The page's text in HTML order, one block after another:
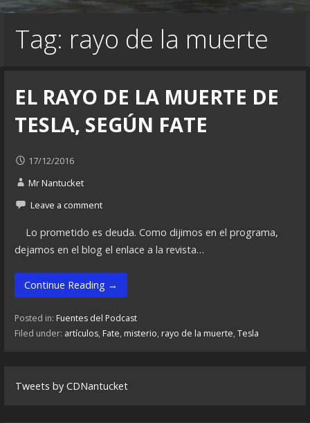
Tag: rayo de la muerte
EL RAYO DE LA MUERTE DE
TESLA, SEGÚN FATE
17/12/2016
Mr Nantucket
Leave a comment
Lo prometido es deuda. Como dijimos en el programa,
dejamos en el blog el enlace a la revista…
Continue Reading →
Posted in: Fuentes del Podcast
Filed under: artículos, Fate, misterio, rayo de la muerte, Tesla
Tweets by CDNantucket